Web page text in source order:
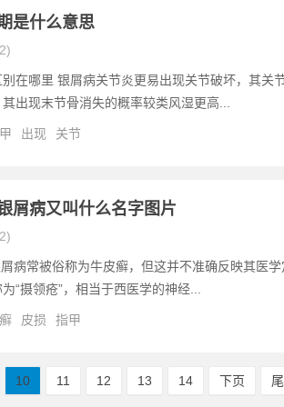
是什么意思
在哪里 银屑病关节炎更易出现关节破坏，其关
出现末节骨消失的概率较类风湿更高...
出现 关节
屑病又叫什么名字图片
病常被俗称为牛皮癣，但这并不准确反映其医学
“摄领疮”，相当于西医学的神经...
皮损 指甲
10 11 12 13 14 下页